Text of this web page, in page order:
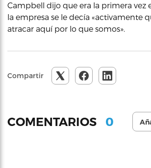
Campbell dijo que era la primera vez
la empresa se le decía «activamente
atracar aquí por lo que somos».
Compartir
COMENTARIOS 0